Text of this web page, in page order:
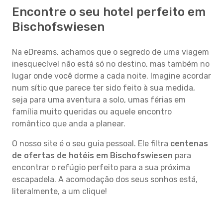
Encontre o seu hotel perfeito em
Bischofswiesen
Na eDreams, achamos que o segredo de uma viagem
inesquecível não está só no destino, mas também no
lugar onde você dorme a cada noite. Imagine acordar
num sítio que parece ter sido feito à sua medida,
seja para uma aventura a solo, umas férias em
família muito queridas ou aquele encontro
romântico que anda a planear.
O nosso site é o seu guia pessoal. Ele filtra centenas
de ofertas de hotéis em Bischofswiesen para
encontrar o refúgio perfeito para a sua próxima
escapadela. A acomodação dos seus sonhos está,
literalmente, a um clique!